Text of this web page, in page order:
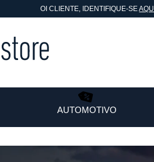
OICLIENTE, IDENTIFIQUE-SEAQUI
AUTOMOTIVO